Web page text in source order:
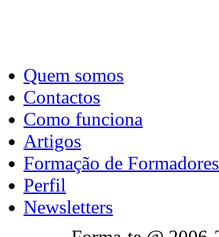
Quem somos
Contactos
Como funciona
Artigos
Formação de Formadores
Perfil
Newsletters